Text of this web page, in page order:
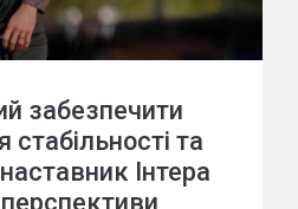
забезпечити
стабільності та
Інтера